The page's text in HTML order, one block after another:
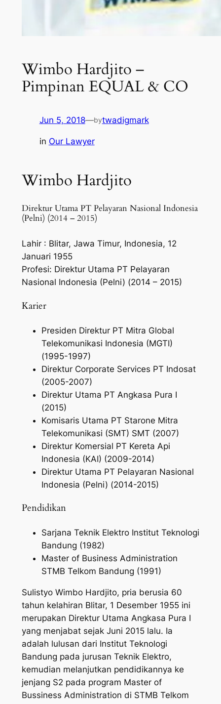
Wimbo Hardjito –
Pimpinan EQUAL & CO
Jun 5, 2018—bytwadigmark
in Our Lawyer
Wimbo Hardjito
Direktur Utama PT Pelayaran Nasional Indonesia
(Pelni) (2014 – 2015)
Lahir : Blitar, Jawa Timur, Indonesia, 12
Januari 1955
Profesi: Direktur Utama PT Pelayaran
Nasional Indonesia (Pelni) (2014 – 2015)
Karier
Presiden Direktur PT Mitra Global
Telekomunikasi Indonesia (MGTI)
(1995-1997)
Direktur Corporate Services PT Indosat
(2005-2007)
Direktur Utama PT Angkasa Pura I
(2015)
Komisaris Utama PT Starone Mitra
Telekomunikasi (SMT) SMT (2007)
Direktur Komersial PT Kereta Api
Indonesia (KAI) (2009-2014)
Direktur Utama PT Pelayaran Nasional
Indonesia (Pelni) (2014-2015)
Pendidikan
Sarjana Teknik Elektro Institut Teknologi
Bandung (1982)
Master of Business Administration
STMB Telkom Bandung (1991)
Sulistyo Wimbo Hardjito, pria berusia 60
tahun kelahiran Blitar, 1 Desember 1955 ini
merupakan Direktur Utama Angkasa Pura I
yang menjabat sejak Juni 2015 lalu. Ia
adalah lulusan dari Institut Teknologi
Bandung pada jurusan Teknik Elektro,
kemudian melanjutkan pendidikannya ke
jenjang S2 pada program Master of
Bussiness Administration di STMB Telkom